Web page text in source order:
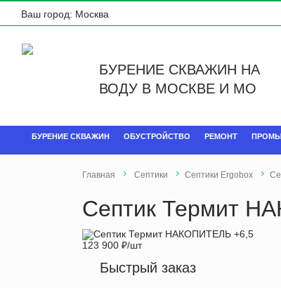
Ваш город: Москва
БУРЕНИЕ СКВАЖИН НА
ВОДУ В МОСКВЕ И МО
БУРЕНИЕ СКВАЖИН ОБУСТРОЙСТВО РЕМОНТ
Главная Септики Септики Ergobox
Септик Термит
123 900 ₽/шт
Быстрый заказ